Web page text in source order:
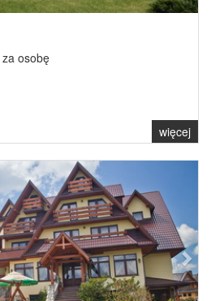
za osobę
więcej